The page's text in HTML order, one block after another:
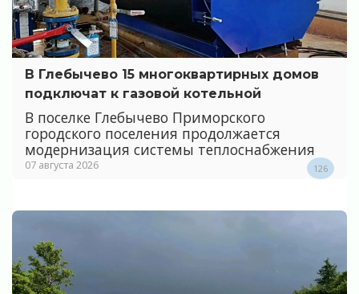
В Глебычево 15 многоквартирных домов
подключат к газовой котельной
В поселке Глебычево Приморского
городского поселения продолжается
модернизация системы теплоснабжения
07 августа 2026 126